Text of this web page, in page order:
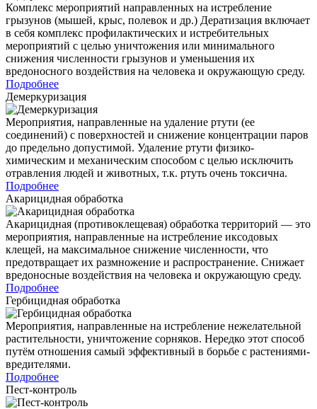
Комплекс мероприятий направленных на истребление
грызунов (мышей, крыс, полевок и др.) Дератизация включает
в себя комплекс профилактических и истребительных
мероприятий с целью уничтожения или минимального
снижения численности грызунов и уменьшения их
вредоносного воздействия на человека и окружающую среду.
Подробнее
Демеркуризация
Мероприятия, направленные на удаление ртути (ее
соединений) с поверхностей и снижение концентрации паров
до предельно допустимой. Удаление ртути физико-
химическим и механическим способом с целью исключить
отравления людей и животных, т.к. ртуть очень токсична.
Подробнее
Акарицидная обработка
Акарицидная (противоклещевая) обработка территорий — это
мероприятия, направленные на истребление иксодовых
клещей, на максимальное снижение численности, что
предотвращает их размножение и распространение. Снижает
вредоносные воздействия на человека и окружающую среду.
Подробнее
Гербицидная обработка
Мероприятия, направленные на истребление нежелательной
растительности, уничтожение сорняков. Нередко этот способ
путём отношения самый эффективный в борьбе с растениями-
вредителями.
Подробнее
Пест-контроль